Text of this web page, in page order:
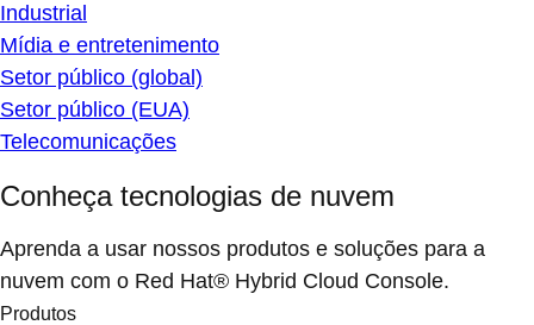
Industrial
Mídia e entretenimento
Setor público (global)
Setor público (EUA)
Telecomunicações
Conheça tecnologias de nuvem
Aprenda a usar nossos produtos e soluções para a
nuvem com o Red Hat® Hybrid Cloud Console.
Produtos